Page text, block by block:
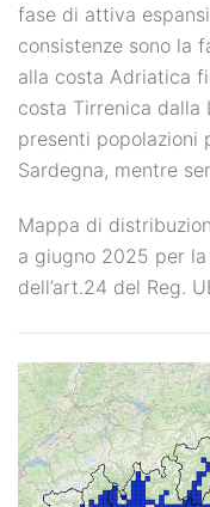
fase di attiva
consistenze sono la
alla costa Adriatica
costa Tirrenica dalla
presenti popolazioni
Sardegna, mentre
Mappa di
a giugno 2025 per
dell’art.24 del Reg.